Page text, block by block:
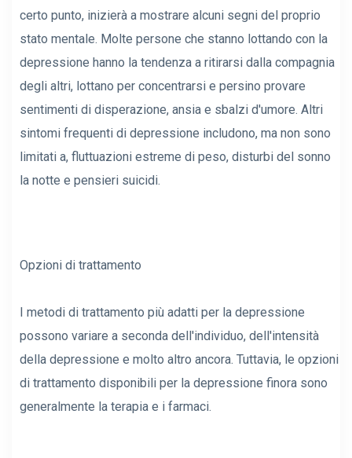
certo punto, inizierà a mostrare alcuni segni del proprio
stato mentale. Molte persone che stanno lottando con la
depressione hanno la tendenza a ritirarsi dalla compagnia
degli altri, lottano per concentrarsi e persino provare
sentimenti di disperazione, ansia e sbalzi d'umore. Altri
sintomi frequenti di depressione includono, ma non sono
limitati a, fluttuazioni estreme di peso, disturbi del sonno
la notte e pensieri suicidi.
Opzioni di trattamento
I metodi di trattamento più adatti per la depressione
possono variare a seconda dell'individuo, dell'intensità
della depressione e molto altro ancora. Tuttavia, le opzioni
di trattamento disponibili per la depressione finora sono
generalmente la terapia e i farmaci.